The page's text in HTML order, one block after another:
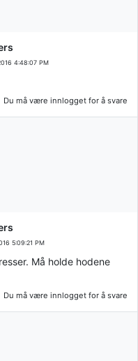
4:48:07 PM
Du må være innlogget for å svare
5:09:21 PM
Må holde hodene
Du må være innlogget for å svare